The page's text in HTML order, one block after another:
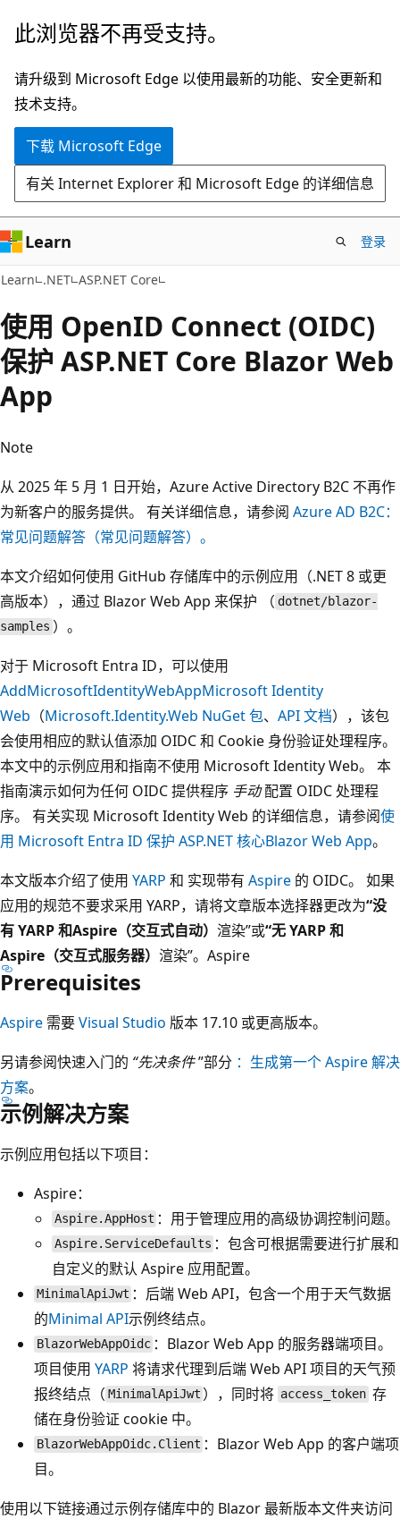
跳
主
要
内
此浏览器不再受支持。
请升级到 Microsoft Edge 以使用最新的功能、安全更新和
技术支持。
下载 Microsoft Edge
有关 Internet Explorer 和 Microsoft Edge 的详细信息
Learn 登录
Learn .NET ASP.NET Core
使用 OpenID Connect (OIDC)
保护 ASP.NET Core Blazor Web
App
Note
从 2025 年 5 月 1 日开始，Azure Active Directory B2C 不再作
为新客户的服务提供。 有关详细信息，请参阅 Azure AD B2C：
常见问题解答（常见问题解答）。
本文介绍如何使用 GitHub 存储库中的示例应用（.NET 8 或更
高版本），通过 Blazor Web App 来保护
（ dotnet/blazor-
samples ）。
对于 Microsoft Entra ID，可以使用
AddMicrosoftIdentityWebAppMicrosoft Identity
Web （Microsoft.Identity.Web NuGet 包、 API 文档），该包
会使用相应的默认值添加 OIDC 和 Cookie 身份验证处理程序。
本文中的示例应用和指南不使用 Microsoft Identity Web。 本
指南演示如何为任何 OIDC 提供程序 手动配置 OIDC 处理程
序。 有关实现 Microsoft Identity Web 的详细信息，请参阅使
用 Microsoft Entra ID 保护 ASP.NET 核心Blazor Web App。
本文版本介绍了使用 YARP 和 实现带有 Aspire 的 OIDC。 如果
应用的规范不要求采用 YARP，请将文章版本选择器更改为“没
有 YARP 和Aspire（交互式自动） 渲染”或“无 YARP 和
Aspire（交互式服务器） 渲染”。Aspire
Prerequisites
Aspire 需要Visual Studio 版本 17.10 或更高版本。
另请参阅快速入门的 “先决条件”部分 ：生成第一个 Aspire 解决
方案。
示例解决方案
示例应用包括以下项目：
Aspire：
Aspire.AppHost ：用于管理应用的高级协调控制问题。
Aspire.ServiceDefaults ：包含可根据需要进行扩展和
自定义的默认 Aspire 应用配置。
MinimalApiJwt ：后端 Web API，包含一个用于天气数据
的Minimal API示例终结点。
BlazorWebAppOidc ：Blazor Web App 的服务器端项目。
项目使用 YARP 将请求代理到后端 Web API 项目的天气预
报终结点（ MinimalApiJwt ），同时将 access_token 存
储在身份验证 cookie 中。
BlazorWebAppOidc.Client ：Blazor Web App 的客户端项
目。
使用以下链接通过示例存储库中的 Blazor 最新版本文件夹访问